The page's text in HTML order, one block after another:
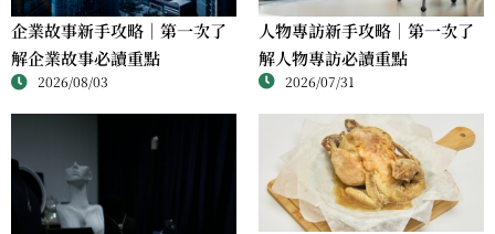
企業故事新手攻略｜第一次了
解企業故事必讀重點
2026/08/03
人物專訪新手攻略｜第一次了
解人物專訪必讀重點
2026/07/31